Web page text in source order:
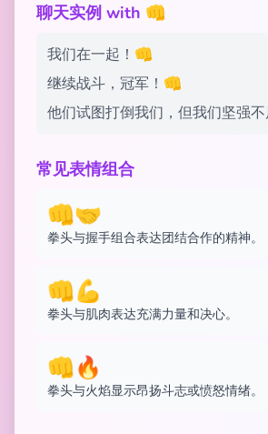
聊天实例 with 👊
我们在一起！👊
继续战斗，冠军！👊
他们试图打倒我们，但我们坚强
常见表情组合
👊🤝
拳头与握手组合表达团结合作的精神。
👊💪
拳头与肌肉表达充满力量和决心。
👊🔥
拳头与火焰显示昂扬斗志或愤怒情绪。